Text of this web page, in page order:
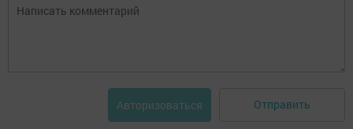
Авторизоваться Отправить